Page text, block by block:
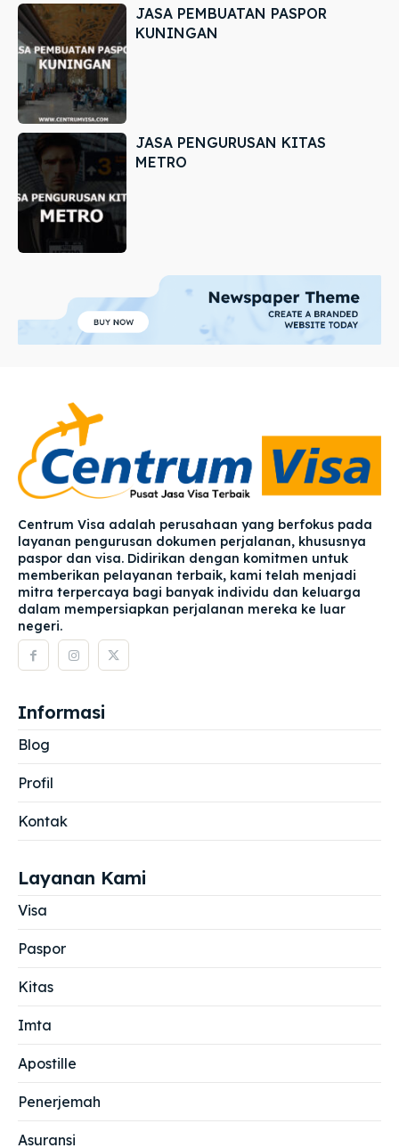
JASA PEMBUATAN PASPOR
KUNINGAN
JASA PENGURUSAN KITAS
METRO
Centrum Visa adalah perusahaan yang berfokus pada
layanan pengurusan dokumen perjalanan, khususnya
paspor dan visa. Didirikan dengan komitmen untuk
memberikan pelayanan terbaik, kami telah menjadi
mitra terpercaya bagi banyak individu dan keluarga
dalam mempersiapkan perjalanan mereka ke luar
negeri.
Informasi
Blog
Profil
Kontak
Layanan Kami
Visa
Paspor
Kitas
Imta
Apostille
Penerjemah
Asuransi